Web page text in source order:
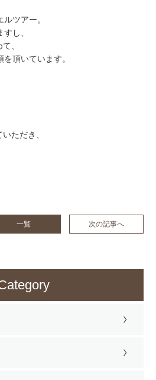
ツアー。
し、
、
頂いています。
ただき、
一覧 次の記事へ